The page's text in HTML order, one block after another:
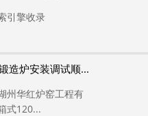
引擎收录
造炉安装调试顺...
州华红炉窑工程有
式120...